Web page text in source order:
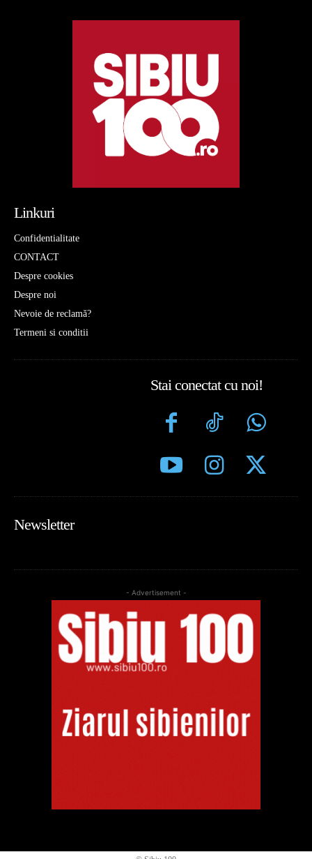
Linkuri
Confidentialitate
CONTACT
Despre cookies
Despre noi
Nevoie de reclamă?
Termeni si conditii
Stai conectat cu noi!
Newsletter
- Advertisement -